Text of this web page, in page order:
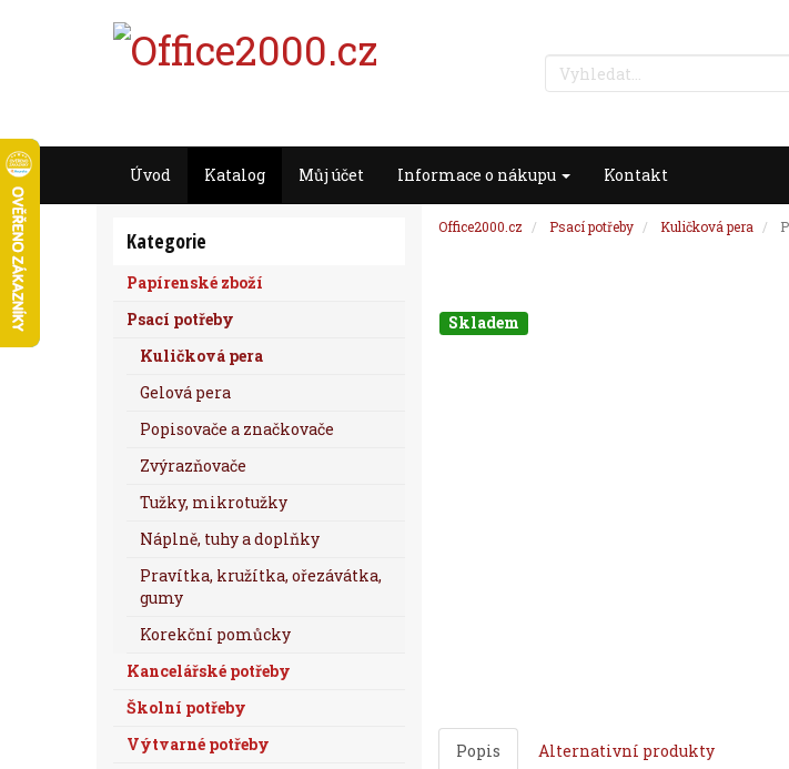
Úvod Katalog Můj účet Informace o nákupu Kontakt
Office2000.cz Psací potřeby Kuličková pera
Skladem
Popis Alternativní produkty
Kategorie
Papírenské zboží
Psací potřeby
Kuličková pera
Gelová pera
Popisovače a značkovače
Zvýrazňovače
Tužky, mikrotužky
Náplně, tuhy a doplňky
Pravítka, kružítka, ořezávátka,
gumy
Korekční pomůcky
Kancelářské potřeby
Školní potřeby
Výtvarné potřeby